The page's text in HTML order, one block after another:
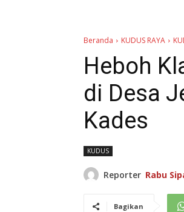
Beranda KUDUS RAYA
Heboh
di Desa
Kades
KUDUS
Reporter Rabu
Bagikan